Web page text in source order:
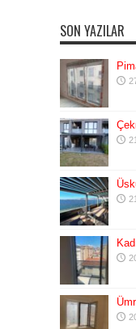
SON YAZILAR